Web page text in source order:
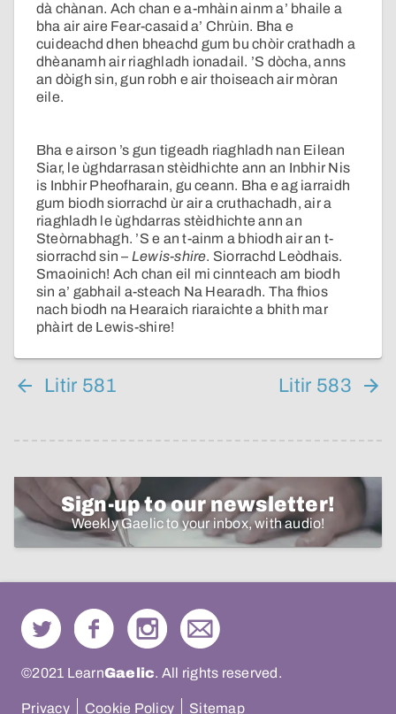
dà chànan. Ach chan e a-mhàin ainm a’ bhaile a
bha air aire Fear-casaid a’ Chrùin. Bha e
cuideachd dhen bheachd gum bu chòir crathadh a
dhèanamh air riaghladh ionadail. ’S dòcha, anns
an dòigh sin, gun robh e air thoiseach air mòran
eile.
Bha e airson ’s gun tigeadh riaghladh nan Eilean
Siar, le ùghdarrasan stèidhichte ann an Inbhir Nis
is Inbhir Pheofharain, gu ceann. Bha e ag iarraidh
gum biodh siorrachd ùr air a cruthachadh, air a
riaghladh le ùghdarras stèidhichte ann an
Steòrnabhagh. ’S e an t-ainm a bhiodh air an t-
siorrachd sin – Lewis-shire. Siorrachd Leòdhais.
Smaoinich! Ach chan eil mi cinnteach am biodh
sin a’ gabhail a-steach Na Hearadh. Tha fhios
nach biodh na Hearaich riaraichte a bhith mar
phàirt de Lewis-shire!
Litir 581 Litir 583
Sign-up to our newsletter!
Weekly Gaelic to your inbox, with audio!
©2021 LearnGaelic. All rights reserved.
Privacy Cookie Policy Sitemap